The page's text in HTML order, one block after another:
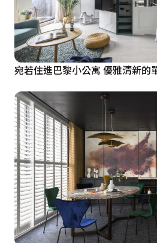
宛若住進巴黎小公寓 優雅清新的